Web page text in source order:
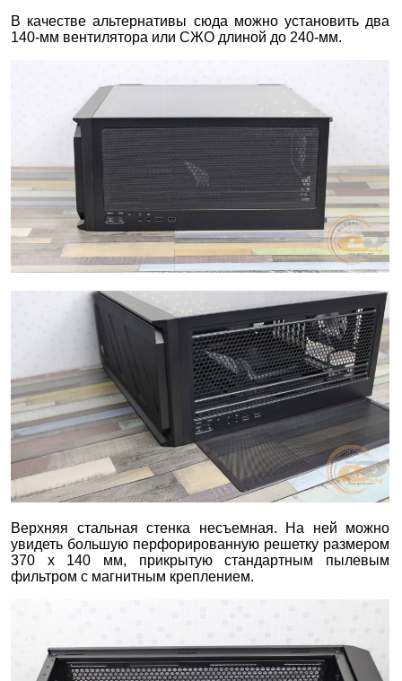
В качестве альтернативы сюда можно установить два
140-мм вентилятора или СЖО длиной до 240-мм.
Верхняя стальная стенка несъемная. На ней можно
увидеть большую перфорированную решетку размером
370 х 140 мм, прикрытую стандартным пылевым
фильтром с магнитным креплением.